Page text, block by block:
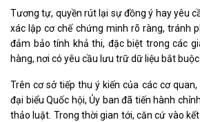
Tương tự, quyền rút lại sự đồng ý hay yêu
xác lập cơ chế chứng minh rõ ràng, tránh
đảm bảo tính khả thi, đặc biệt trong các
hàng, nơi có yêu cầu lưu trữ dữ liệu bắt buộc.
Trên cơ sở tiếp thu ý kiến của các cơ
đại biểu Quốc hội, Ủy ban đã tiến hành
thảo luật. Trong thời gian tới, căn cứ vào